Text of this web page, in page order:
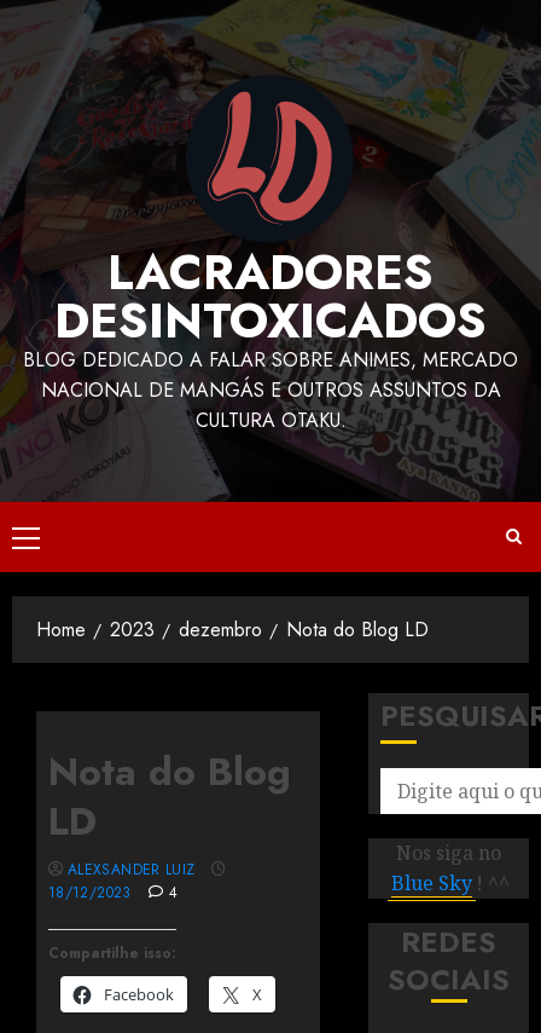
LACRADORES
DESINTOXICADOS
BLOG DEDICADO A FALAR SOBRE ANIMES, MERCADO
NACIONAL DE MANGÁS E OUTROS ASSUNTOS DA
CULTURA OTAKU.
Home 2023 dezembro Nota do Blog LD
Nota do Blog
LD
Compartilhe isso:
Facebook
X
ALEXSANDER LUIZ
18/12/2023
4
Nos siga no
Blue Sky ! ^^
REDES
SOCIAIS